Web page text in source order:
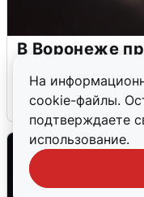
На
cookie-файлы.
подтверждаете
использование.
В Воронеже
5 августа 0